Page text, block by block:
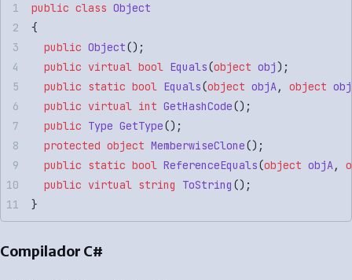
public class Object
{
  public
Object();
  public
virtual bool Equals(object obj);
  public
static bool Equals(object objA, object
  public
virtual int GetHashCode();
  public
Type GetType();
  protected
object MemberwiseClone();
  public
static bool ReferenceEquals(object objA,
  public
virtual string ToString ();
}
Compilador C#